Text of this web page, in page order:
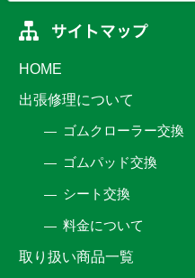
HOME
出張修理について
ゴムクローラー交換
ゴムパッド交換
シート交換
料金について
取り扱い商品一覧